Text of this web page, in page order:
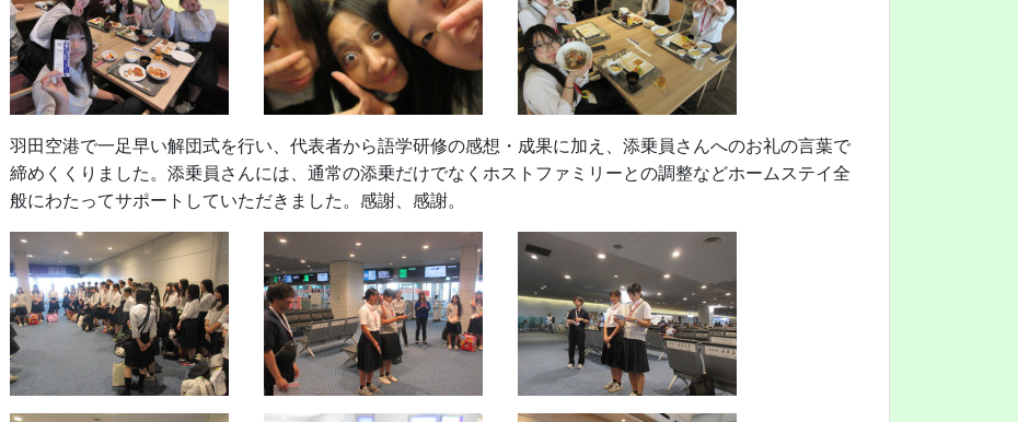
羽田空港で一足早い解団式を行い、代表者から語学研修の感想・成果に加え、添乗員さんへのお礼の言葉で
締めくくりました。添乗員さんには、通常の添乗だけでなくホストファミリーとの調整などホームステイ全
般にわたってサポートしていただきました。感謝、感謝。